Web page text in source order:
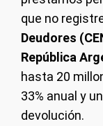
que no
Deudores
República
hasta 20
33% anual y
devolución.